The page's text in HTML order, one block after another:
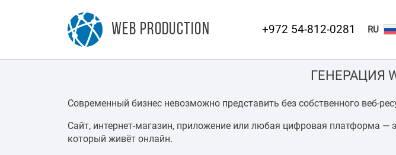
WEB PRODUCTION +972 54-812-0281
ГЕНЕРАЦИЯ
Современный бизнес невозможно представить без собственного веб-
Сайт, интернет-магазин, приложение или любая цифровая платформа —
который живёт онлайн.